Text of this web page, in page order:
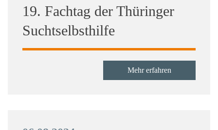
19. Fachtag der Thüringer
Suchtselbsthilfe
Mehr erfahren